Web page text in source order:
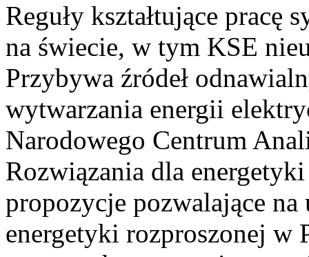
Reguły kształtujące pracę
na świecie, w tym KSE
Przybywa źródeł
wytwarzania energii
Narodowego Centrum
Rozwiązania dla
propozycje pozwalające
energetyki rozproszonej w